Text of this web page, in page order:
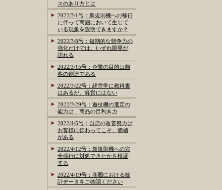
スのあり方とは
2022/3/1号：新規則機への移行
に伴って商圏において生じて
いる現象を説明できますか？
2022/3/8号：短期的な競争力の
強化だけでは、いずれ限界が
訪れる
2022/3/15号：企業の目的は顧
客の創造である
2022/3/22号：経営学に教科書
はあるが、経営にはない
2022/3/29号：遊技機の選定の
能力は、商品の目利き力
2022/4/5号：自店の改善努力は
お客様に伝わってこそ、価値
がある
2022/4/12号：新規則機への完
全移行に対処できたかを検証
する
2022/4/19号：商圏における統
計データをご確認ください